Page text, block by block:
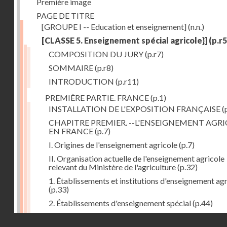
PAGE DE TITRE
[GROUPE I -- Education et enseignement](n.n.)
[CLASSE 5. Enseignement spécial agricole}]
COMPOSITION DU JURY(p.r7)
SOMMAIRE(p.r8)
INTRODUCTION (p.r11)
PREMIÈRE PARTIE. FRANCE(p.1)
INSTALLATION DE L'EXPOSITION FRANÇAISE
CHAPITRE PREMIER. --L'ENSEIGNEMENT
EN FRANCE(p.7)
I. Origines de l'enseignement agricole(p.7)
II. Organisation actuelle de l'enseignement agricole
relevant du Ministère de l'agriculture(p.32)
1. Établissements et institutions d'enseignement
(p.33)
2. Établissements d'enseignement spécial(p.44)